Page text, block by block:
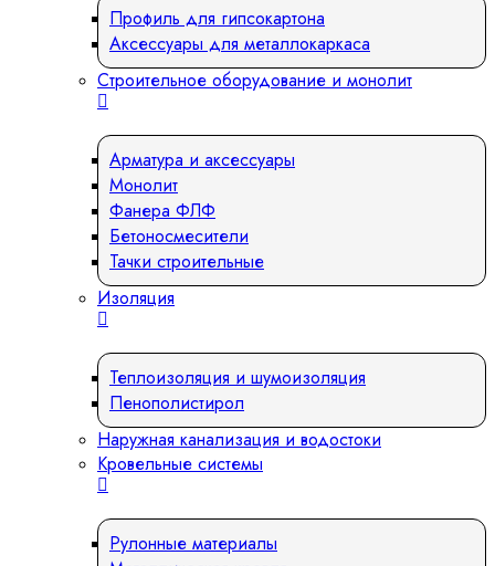
Профиль для гипсокартона
Аксессуары для металлокаркаса
Строительное оборудование и монолит
Арматура и аксессуары
Монолит
Фанера ФЛФ
Бетоносмесители
Тачки строительные
Изоляция
Теплоизоляция и шумоизоляция
Пенополистирол
Наружная канализация и водостоки
Кровельные системы
Рулонные материалы